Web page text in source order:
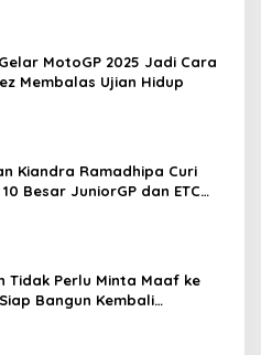
MotoGP 2025 Jadi Cara
Membalas Ujian Hidup
Kiandra Ramadhipa Curi
Besar JuniorGP dan ETC
Tidak Perlu Minta Maaf ke
Bangun Kembali